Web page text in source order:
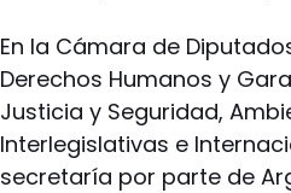
En la Cámara de
Derechos Humanos y
Justicia y Seguridad,
Interlegislativas e
secretaría por parte de